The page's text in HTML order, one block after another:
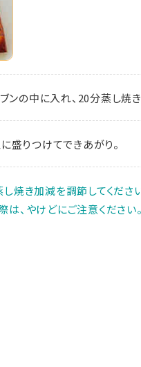
ンの中に入れ、20分蒸し焼き
盛りつけてできあがり。
焼き加減を調節してくださ
、やけどにご注意ください。